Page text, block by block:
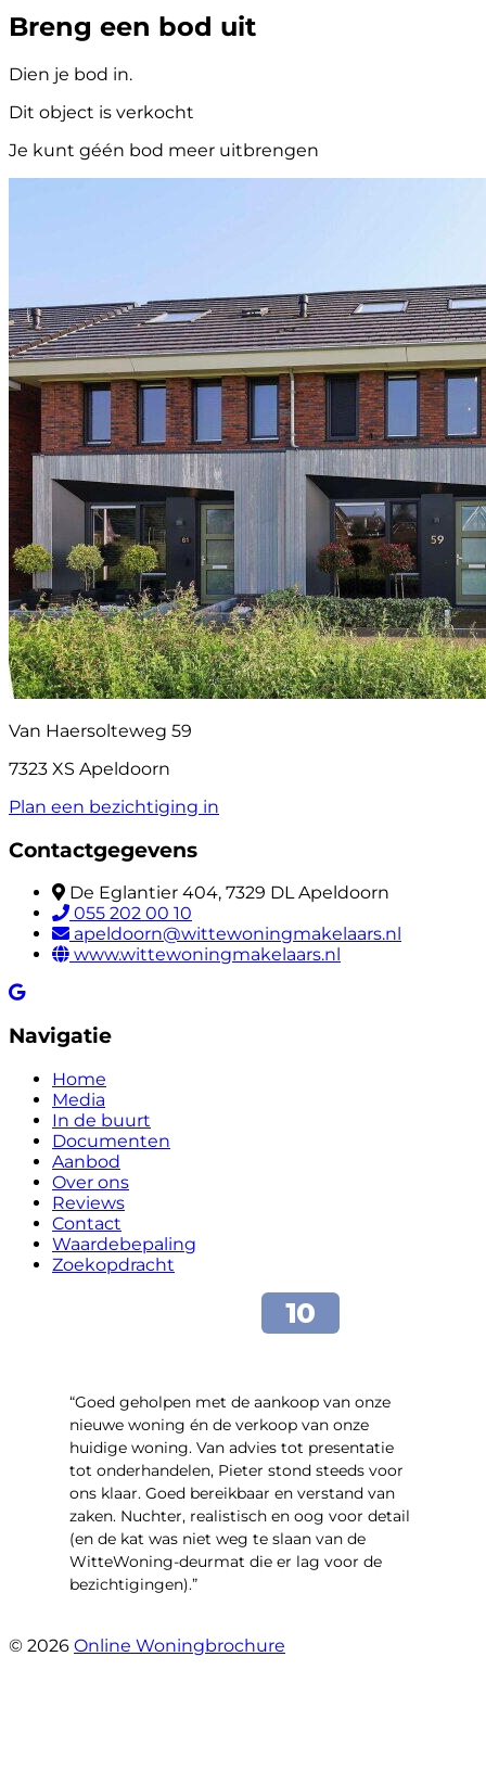
Breng een bod uit
Dien je bod in.
Dit object is verkocht
Je kunt géén bod meer uitbrengen
Van Haersolteweg 59
7323 XS Apeldoorn
Plan een bezichtiging in
Contactgegevens
De Eglantier 404, 7329 DL Apeldoorn
055 202 00 10
apeldoorn@wittewoningmakelaars.nl
www.wittewoningmakelaars.nl
Navigatie
Home
Media
In de buurt
Documenten
Aanbod
Over ons
Reviews
Contact
Waardebepaling
Zoekopdracht
“Goed geholpen met de aankoop van onze
nieuwe woning én de verkoop van onze
huidige woning. Van advies tot presentatie
tot onderhandelen, Pieter stond steeds voor
ons klaar. Goed bereikbaar en verstand van
zaken. Nuchter, realistisch en oog voor detail
(en de kat was niet weg te slaan van de
WitteWoning-deurmat die er lag voor de
bezichtigingen).”
© 2026 Online Woningbrochure